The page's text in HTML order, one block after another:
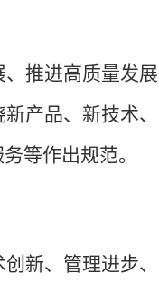
推进高质量发展
产品、新技术、
等作出规范。
新、管理进步、